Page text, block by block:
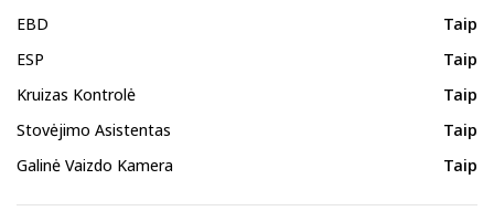
EBD
Taip
ESP
Taip
Kruizas Kontrolė
Taip
Stovėjimo Asistentas
Taip
Galinė Vaizdo Kamera
Taip